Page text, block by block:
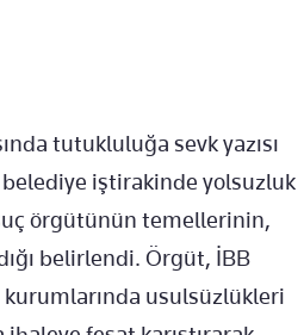
tutukluluğa sevk yazısı
belediye iştirakinde yolsuzluk
örgütünün temellerinin,
belirlendi. Örgüt, İBB
usulsüzlükleri